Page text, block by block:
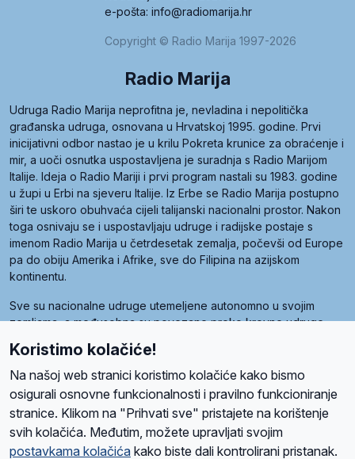
e-pošta: info@radiomarija.hr
Copyright © Radio Marija 1997-2026
Radio Marija
Udruga Radio Marija neprofitna je, nevladina i nepolitička
građanska udruga, osnovana u Hrvatskoj 1995. godine. Prvi
inicijativni odbor nastao je u krilu Pokreta krunice za obraćenje i
mir, a uoči osnutka uspostavljena je suradnja s Radio Marijom
Italije. Ideja o Radio Mariji i prvi program nastali su 1983. godine
u župi u Erbi na sjeveru Italije. Iz Erbe se Radio Marija postupno
širi te uskoro obuhvaća cijeli talijanski nacionalni prostor. Nakon
toga osnivaju se i uspostavljaju udruge i radijske postaje s
imenom Radio Marija u četrdesetak zemalja, počevši od Europe
pa do obiju Amerika i Afrike, sve do Filipina na azijskom
kontinentu.
Sve su nacionalne udruge utemeljene autonomno u svojim
zemljama, a međusobna su povezane preko krovne udruge
Radio Maria). Svjetsku obitelj utemeljilo je sedam članica, među
kojima je i hrvatska Udruga Radio Marija.
O namaRadio ProgramVolonteriPrijateljiKontaktPravila privatnosti
Koristimo kolačiće!
Na našoj web stranici koristimo kolačiće kako bismo
osigurali osnovne funkcionalnosti i pravilno funkcioniranje
stranice. Klikom na "Prihvati sve" pristajete na korištenje
svih kolačića. Međutim, možete upravljati svojim
postavkama kolačića kako biste dali kontrolirani pristanak.